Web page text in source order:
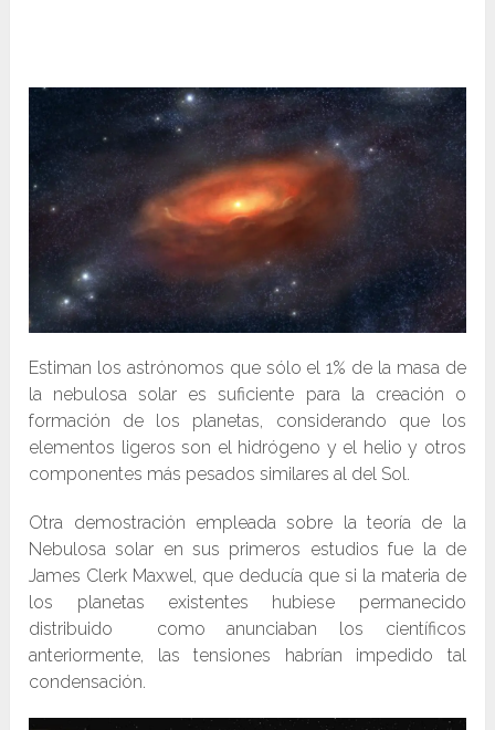
Estiman los astrónomos que sólo el 1% de la masa de
la nebulosa solar es suficiente para la creación o
formación de los planetas, considerando que los
elementos ligeros son el hidrógeno y el helio y otros
componentes más pesados similares al del Sol.
Otra demostración empleada sobre la teoría de la
Nebulosa solar en sus primeros estudios fue la de
James Clerk Maxwel, que deducía que si la materia de
los planetas existentes hubiese permanecido
distribuido como anunciaban los científicos
anteriormente, las tensiones habrían impedido tal
condensación.